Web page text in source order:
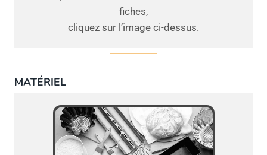
fiches,
cliquez sur l’image ci-dessus.
MATÉRIEL